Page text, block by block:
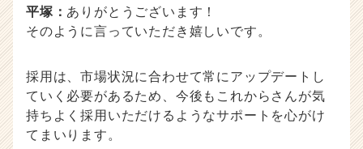
平塚： ありがとうございます！
そのように言っていただき嬉しいです。
採用は、市場状況に合わせて常にアップデートし
ていく必要があるため、今後もこれからさんが気
持ちよく採用いただけるようなサポートを心がけ
てまいります。